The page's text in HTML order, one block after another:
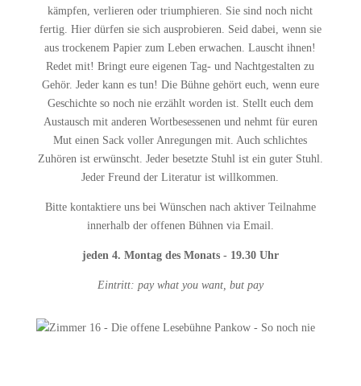
kämpfen, verlieren oder triumphieren. Sie sind noch nicht
fertig. Hier dürfen sie sich ausprobieren. Seid dabei, wenn sie
aus trockenem Papier zum Leben erwachen. Lauscht ihnen!
Redet mit! Bringt eure eigenen Tag- und Nachtgestalten zu
Gehör. Jeder kann es tun! Die Bühne gehört euch, wenn eure
Geschichte so noch nie erzählt worden ist. Stellt euch dem
Austausch mit anderen Wortbesessenen und nehmt für euren
Mut einen Sack voller Anregungen mit. Auch schlichtes
Zuhören ist erwünscht. Jeder besetzte Stuhl ist ein guter Stuhl.
Jeder Freund der Literatur ist willkommen.
Bitte kontaktiere uns bei Wünschen nach aktiver Teilnahme
innerhalb der offenen Bühnen via Email.
jeden 4. Montag des Monats - 19.30 Uhr
Eintritt: pay what you want, but pay